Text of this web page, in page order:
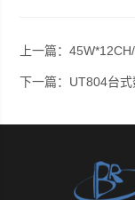
上一篇：45W*12CH/
下一篇： UT804台